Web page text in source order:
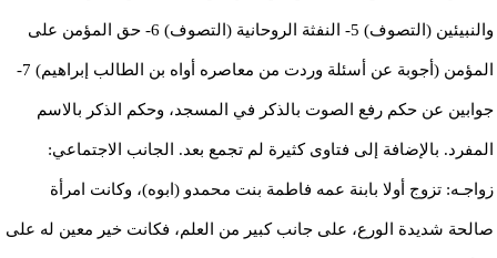
والنبيئين (التصوف) 5- النفثة الروحانية (التصوف) 6- حق المؤمن على
المؤمن (أجوبة عن أسئلة وردت من معاصره أواه بن الطالب إبراهيم) 7-
جوابين عن حكم رفع الصوت بالذكر في المسجد، وحكم الذكر بالاسم
المفرد. بالإضافة إلى فتاوى كثيرة لم تجمع بعد. الجانب الاجتماعي:
زواجـه: تزوج أولا بابنة عمه فاطمة بنت محمدو (ابوه)، وكانت امرأة
صالحة شديدة الورع، على جانب كبير من العلم، فكانت خير معين له على